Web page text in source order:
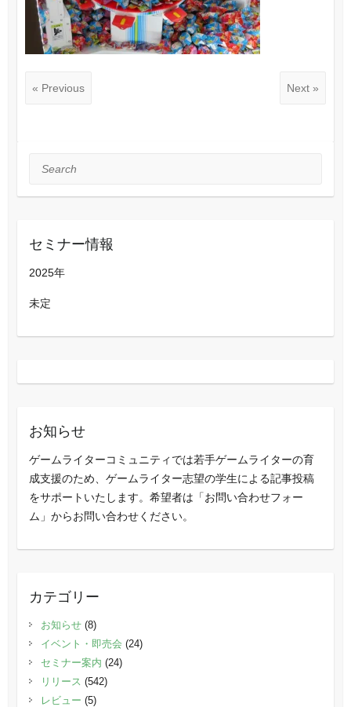
« Previous Next »
Search
セミナー情報
2025年
未定
お知らせ
ゲームライターコミュニティでは若手ゲームライターの育
成支援のため、ゲームライター志望の学生による記事投稿
をサポートいたします。希望者は「お問い合わせフォー
ム」からお問い合わせください。
カテゴリー
お知らせ(8)
イベント・即売会 (24)
セミナー案内 (24)
リリース (542)
レビュー (5)